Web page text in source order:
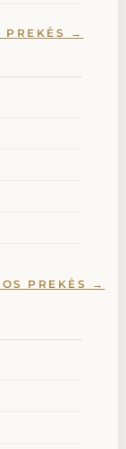
PREKĖS →
PREKĖS →